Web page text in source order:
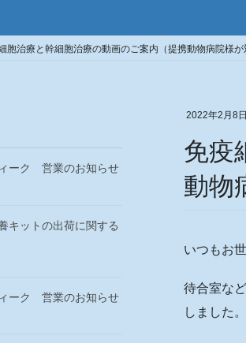
胞治療と幹細胞治療の動画のご案内（提携動物病院様が
2022年2月8日
免疫
動物
いつもお
待合室な
しました
ーク 営業のお知らせ
ットの出荷に関する
ーク 営業のお知らせ